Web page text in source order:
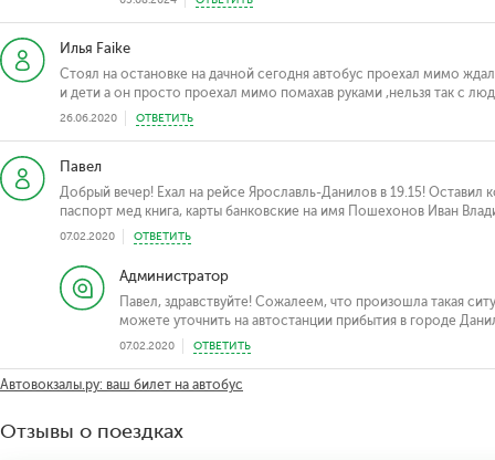
Илья Faike
Стоял на остановке на дачной сегодня автобус проехал мимо
и дети а он просто проехал мимо помахав руками ,нельзя так с
26.06.2020 ОТВЕТИТЬ
Павел
Добрый вечер! Ехал на рейсе Ярославль-Данилов в 19.15!
паспорт мед книга, карты банковские на имя Пошехонов Иван
07.02.2020 ОТВЕТИТЬ
Администратор
Павел, здравствуйте! Сожалеем, что произошла такая
можете уточнить на автостанции прибытия в городе
07.02.2020 ОТВЕТИТЬ
Автовокзалы.ру: ваш билет на автобус
Отзывы о поездках